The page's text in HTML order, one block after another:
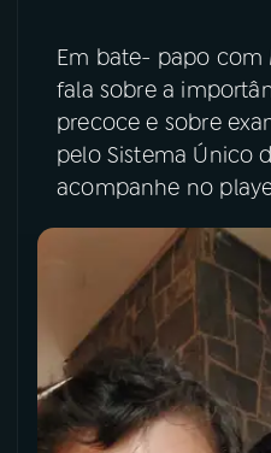
Em bate- papo com
fala sobre a
precoce e sobre
pelo Sistema Único
acompanhe no